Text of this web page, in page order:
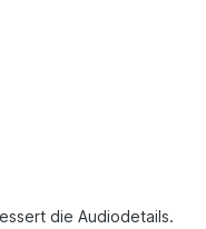
die Audiodetails.